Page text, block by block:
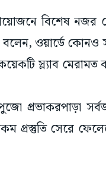
বিশেষ নজর
বলেন, ওয়ার্ডে
স্ল্যাব
প্রভাকরপাড়া
সেরে